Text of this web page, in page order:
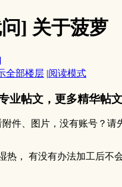
] 关于菠萝
全部楼层 |阅读模式
业帖文，更多精华帖
件、图片，没有账号？请
热， 有没有办法加工后不